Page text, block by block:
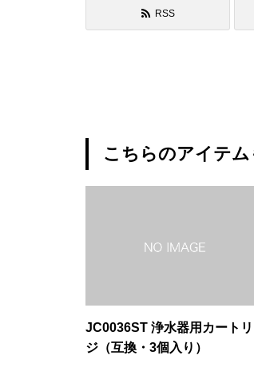
RSS
こちらのアイテ
JC0036ST 浄水器用カートリ
ジ（互換・3個入り）